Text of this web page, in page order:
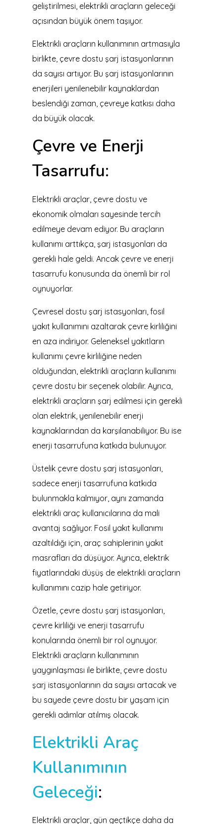
geliştirilmesi, elektrikli araçların geleceği
açısından büyük önem taşıyor.
Elektrikli araçların kullanımının artmasıyla
birlikte, çevre dostu şarj istasyonlarının
da sayısı artıyor. Bu şarj istasyonlarının
enerjileri yenilenebilir kaynaklardan
beslendiği zaman, çevreye katkısı daha
da büyük olacak.
Çevre ve Enerji
Tasarrufu:
Elektrikli araçlar, çevre dostu ve
ekonomik olmaları sayesinde tercih
edilmeye devam ediyor. Bu araçların
kullanımı arttıkça, şarj istasyonları da
gerekli hale geldi. Ancak çevre ve enerji
tasarrufu konusunda da önemli bir rol
oynuyorlar.
Çevresel dostu şarj istasyonları, fosil
yakıt kullanımını azaltarak çevre kirliliğini
en aza indiriyor. Geleneksel yakıtların
kullanımı çevre kirliliğine neden
olduğundan, elektrikli araçların kullanımı
çevre dostu bir seçenek olabilir. Ayrıca,
elektrikli araçların şarj edilmesi için gerekli
olan elektrik, yenilenebilir enerji
kaynaklarından da karşılanabiliyor. Bu ise
enerji tasarrufuna katkıda bulunuyor.
Üstelik çevre dostu şarj istasyonları,
sadece enerji tasarrufuna katkıda
bulunmakla kalmıyor, aynı zamanda
elektrikli araç kullanıcılarına da mali
avantaj sağlıyor. Fosil yakıt kullanımı
azaltıldığı için, araç sahiplerinin yakıt
masrafları da düşüyor. Ayrıca, elektrik
fiyatlarındaki düşüş de elektrikli araçların
kullanımını cazip hale getiriyor.
Özetle, çevre dostu şarj istasyonları,
çevre kirliliği ve enerji tasarrufu
konularında önemli bir rol oynuyor.
Elektrikli araçların kullanımının
yaygınlaşması ile birlikte, çevre dostu
şarj istasyonlarının da sayısı artacak ve
bu sayede çevre dostu bir yaşam için
gerekli adımlar atılmış olacak.
Elektrikli Araç
Kullanımının
Geleceği:
Elektrikli araçlar, gün geçtikçe daha da